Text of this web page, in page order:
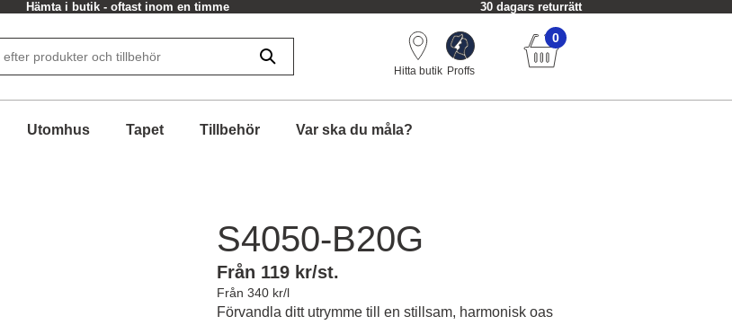
Hämta i butik - oftast inom en timme 30 dagars returrätt
Hitta butik Proffs
0
Utomhus Tapet Tillbehör Var ska du måla?
S4050-B20G
Från 119 kr/st.
Från 340 kr/l
Förvandla ditt utrymme till en stillsam, harmonisk oas